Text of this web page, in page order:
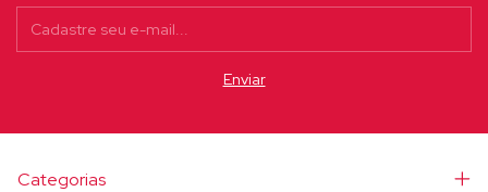
Categorias